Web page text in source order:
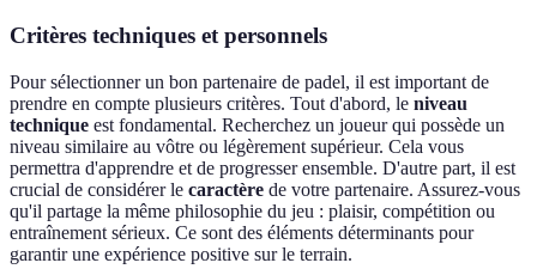
Critères techniques et personnels
Pour sélectionner un bon partenaire de padel, il est important de
prendre en compte plusieurs critères. Tout d'abord, le niveau
technique est fondamental. Recherchez un joueur qui possède un
niveau similaire au vôtre ou légèrement supérieur. Cela vous
permettra d'apprendre et de progresser ensemble. D'autre part, il est
crucial de considérer le caractère de votre partenaire. Assurez-vous
qu'il partage la même philosophie du jeu : plaisir, compétition ou
entraînement sérieux. Ce sont des éléments déterminants pour
garantir une expérience positive sur le terrain.